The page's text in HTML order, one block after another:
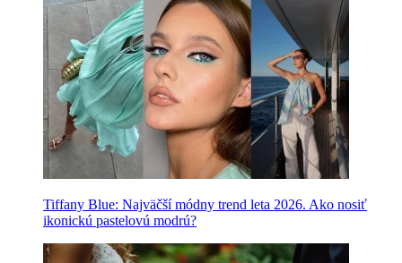
Tiffany Blue: Najväčší módny trend leta 2026. Ako nosiť
ikonickú pastelovú modrú?